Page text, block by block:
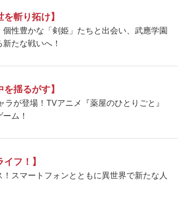
を斬り拓け】
性豊かな「剣姫」たちと出会い、武應学園
たな戦いへ！
を揺るがす】
が登場！TVアニメ『薬屋のひとりごと』
ム！
フ！】
！スマートフォンとともに異世界で新たな人